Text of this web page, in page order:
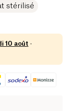
stérilisé
10 août ·